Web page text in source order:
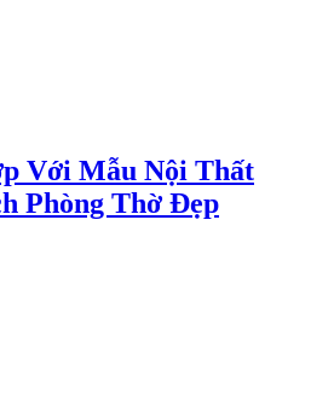
Với Mẫu Nội Thất
Phòng Thờ Đẹp